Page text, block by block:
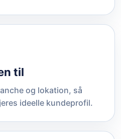
til
og lokation, så
ideelle kundeprofil.